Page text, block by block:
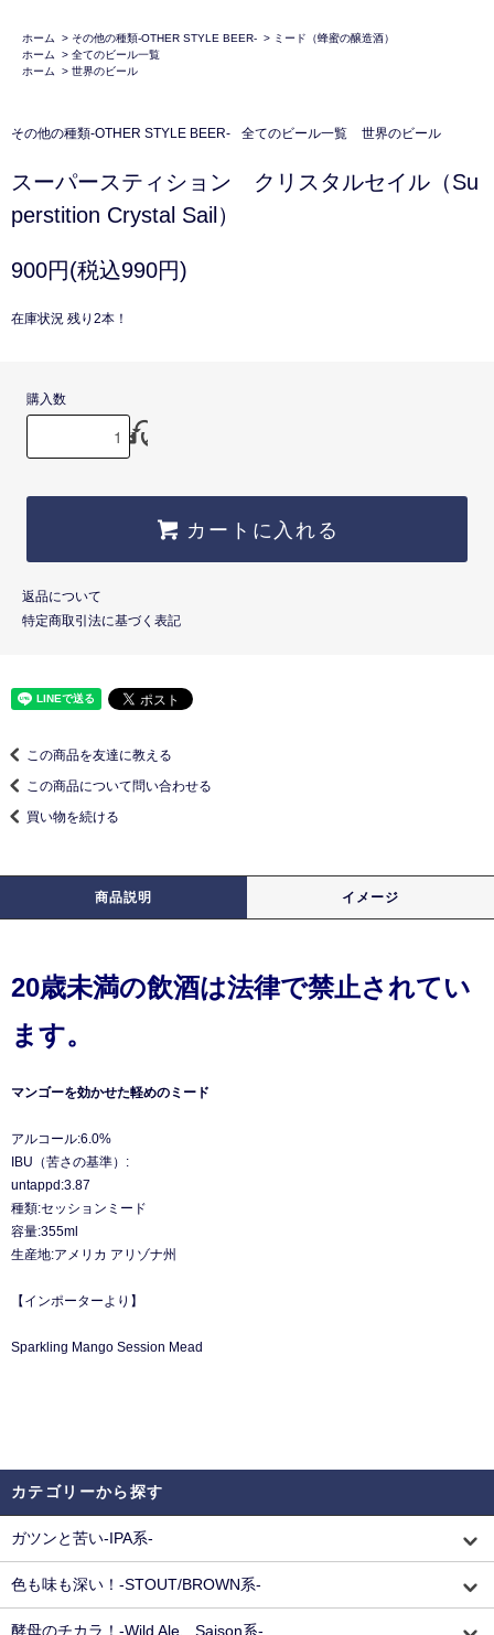
ホーム > その他の種類-OTHER STYLE BEER- > ミード（蜂蜜の醸造酒）
ホーム
> 全てのビール一覧
ホーム
> 世界のビール
その他の種類-OTHER STYLE BEER- 全てのビール一覧 世界のビール
スーパースティション クリスタルセイル（Su
perstition Crystal Sail）
900円(税込990円)
在庫状況 残り2本！
購入数
カートに入れる
返品について
特定商取引法に基づく表記
この商品を友達に教える
この商品について問い合わせる
買い物を続ける
商品説明 イメージ
20歳未満の飲酒は法律で禁止されてい
ます。
マンゴーを効かせた軽めのミード
アルコール:6.0%
IBU（苦さの基準）:
untappd:3.87
種類:セッションミード
容量:355ml
生産地:アメリカ アリゾナ州
【インポーターより】
Sparkling Mango Session Mead
カテゴリーから探す
ガツンと苦い-IPA系-
色も味も深い！-STOUT/BROWN系-
酵母のチカラ！-Wild Ale、Saison系-